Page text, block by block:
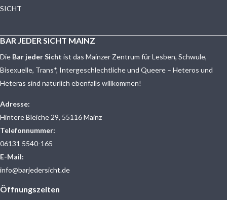
BAR JEDER SICHT MAINZ
Die Bar jeder Sicht ist das Mainzer Zentrum für Lesben, Schwule,
Bisexuelle, Trans*, Intergeschlechtliche und Queere – Heteros und
Heteras sind natürlich ebenfalls willkommen!
Adresse:
Hintere Bleiche 29, 55116 Mainz
Telefonnummer:
06131 5540-165
E-Mail:
info@barjedersicht.de
Öffnungszeiten